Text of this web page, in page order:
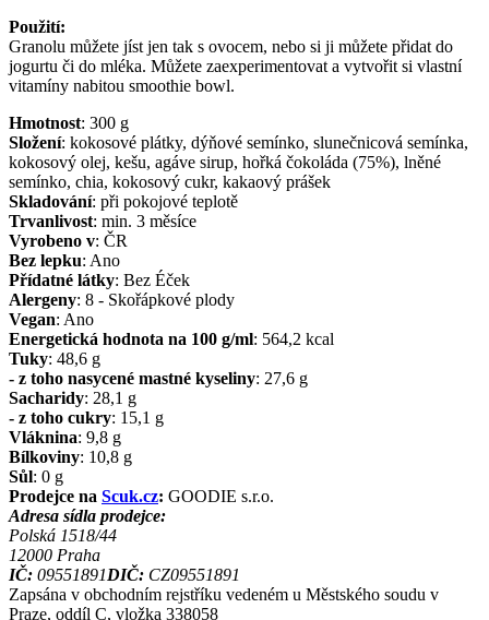
Použití:
Granolu můžete jíst jen tak s ovocem, nebo si ji můžete přidat do
jogurtu či do mléka. Můžete zaexperimentovat a vytvořit si vlastní
vitamíny nabitou smoothie bowl.
Hmotnost: 300 g
Složení: kokosové plátky, dýňové semínko, slunečnicová semínka,
kokosový olej, kešu, agáve sirup, hořká čokoláda (75%), lněné
semínko, chia, kokosový cukr, kakaový prášek
Skladování: při pokojové teplotě
Trvanlivost: min. 3 měsíce
Vyrobeno v: ČR
Bez lepku: Ano
Přídatné látky: Bez Éček
Alergeny: 8 - Skořápkové plody
Vegan: Ano
Energetická hodnota na 100 g/ml: 564,2 kcal
Tuky: 48,6 g
- z toho nasycené mastné kyseliny: 27,6 g
Sacharidy: 28,1 g
- z toho cukry: 15,1 g
Vláknina: 9,8 g
Bílkoviny: 10,8 g
Sůl: 0 g
Prodejce na Scuk.cz: GOODIE s.r.o.
Adresa sídla prodejce:
Polská 1518/44
12000 Praha
IČ: 09551891DIČ: CZ09551891
Zapsána v obchodním rejstříku vedeném u Městského soudu v
Praze, oddíl C, vložka 338058